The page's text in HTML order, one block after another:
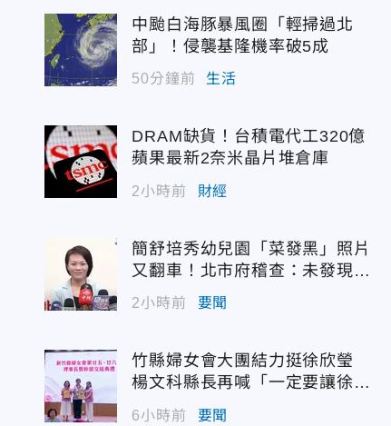
中颱白海豚暴風圈「輕掃過北
部」！侵襲基隆機率破5成
50分鐘前 生活
DRAM缺貨！台積電代工320億
蘋果最新2奈米晶片堆倉庫
2小時前 財經
簡舒培秀幼兒園「菜發黑」照片
又翻車！北市府稽查：未發現異
狀
2小時前 要聞
竹縣婦女會大團結力挺徐欣瑩
楊文科縣長再喊「一定要讓徐欣
瑩當選」
6小時前 要聞